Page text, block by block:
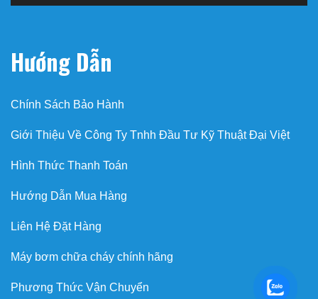
Hướng Dẫn
Chính Sách Bảo Hành
Giới Thiệu Về Công Ty Tnhh Đầu Tư Kỹ Thuật Đại Việt
Hình Thức Thanh Toán
Hướng Dẫn Mua Hàng
Liên Hệ Đặt Hàng
Máy bơm chữa cháy chính hãng
Phương Thức Vận Chuyển